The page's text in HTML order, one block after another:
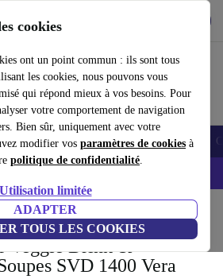
cookies
ont un point commun : ils sont tous
les cookies, nous pouvons vous
qui répond mieux à vos besoins. Pour
votre comportement de navigation
Bien sûr, uniquement avec votre
modifier vos paramètres de cookies à
politique de confidentialité.
Utilisation limitée
ADAPTER
TOUS LES COOKIES
et facilement
Tablettes Montres connectées Accessoires
– Code: IPHONEDEAL -
Appareils de cuisine
Veggie Drink &
SVD 1400 Vera